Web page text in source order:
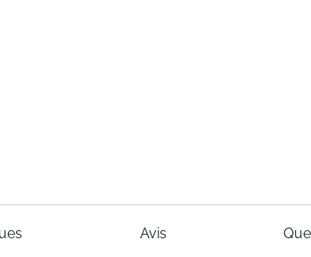
Avis